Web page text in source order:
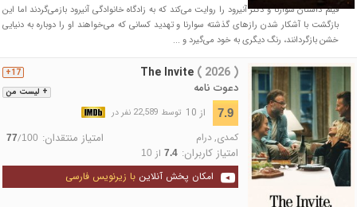
فیلم داستان سوارنا و دکتر آنیرود را روایت می‌کند که به زادگاه خانوادگی آنیرود بازمی‌گردند اما این
بازگشت با آشکار شدن رازهای گذشته سوارنا و تهدید کسانی که می‌خواهند او را دوباره به دنیایی
خشن بازگردانند، رنگ دیگری به خود می‌گیرد و ...
+ لیست من
17+ The Invite ( 2026 )
دعوت نامه
7.9 از 10 توسط 22,589 نفر در
کمدی,درام امتیاز منتقدان: 77/100
امتیاز کاربران: 7.4از 10
امکان پخش آنلاین با زیرنویس فارسی